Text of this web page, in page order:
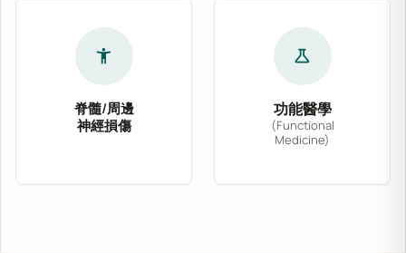
accessibility_new
脊髓/周邊
神經損傷
針對脊髓壓迫、坐骨神經痛、腕隧道症候群及
science
功能醫學
(Functional
Medicine)